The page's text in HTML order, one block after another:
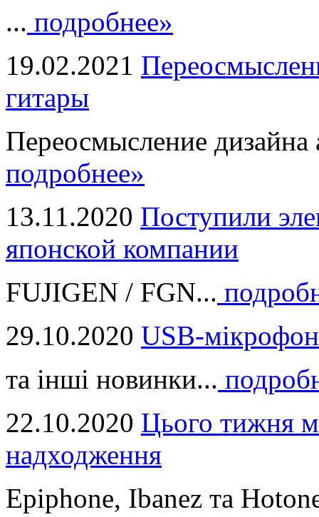
... подробнее»
19.02.2021
гитары
Переосмысление дизайна
подробнее»
13.11.2020 Поступили
японской компании
FUJIGEN / FGN...
29.10.2020 USB-
та інші новинки...
22.10.2020 Цього тижня
надходження
Epiphone, Ibanez та